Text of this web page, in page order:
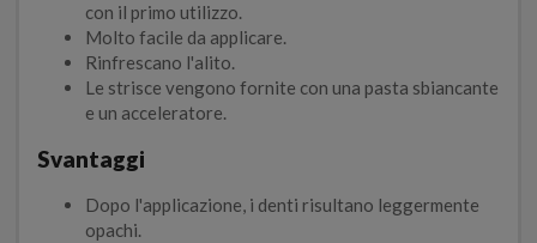
con il primo utilizzo.
Molto facile da applicare.
Rinfrescano l'alito.
Le strisce vengono fornite con una pasta sbiancante
e un acceleratore.
Svantaggi
Dopo l'applicazione, i denti risultano leggermente
opachi.